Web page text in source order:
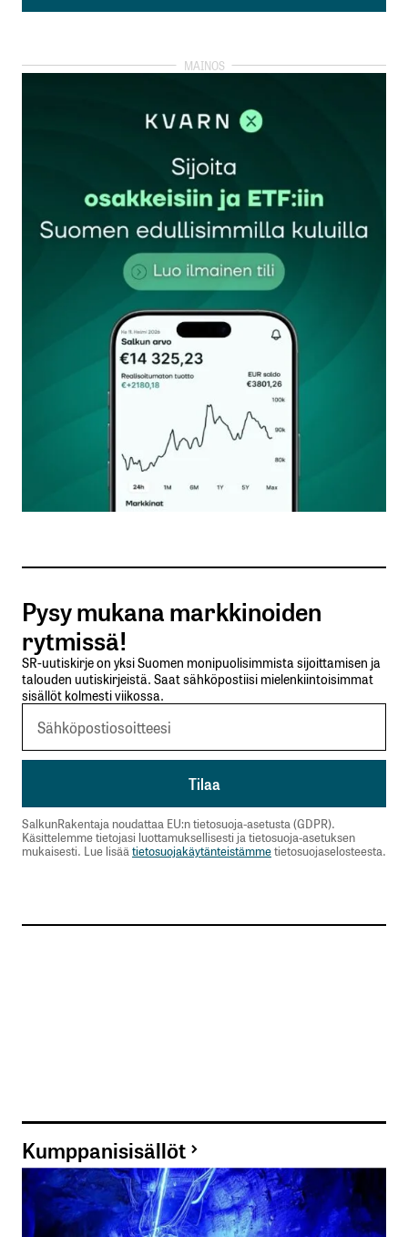
Lisää kommentti
kirjautua
rekisteröityä
Sähköpostiosoitettasi ei julkaista.Pakolliset
kentät on merkitty*
Kommentti*
Nimesi tai nimimerkkisi
Sähköpostiosoitteesi
Tilaa SalkunRakentajan uutiskirje
Lähetä kommentti
Pysy mukana markkinoiden
rytmissä!
SR-uutiskirje on yksi Suomen monipuolisimmista sijoittamisen ja
talouden uutiskirjeistä. Saat sähköpostiisi mielenkiintoisimmat
sisällöt kolmesti viikossa.
SalkunRakentaja noudattaa EU:n tietosuoja-asetusta (GDPR).
Käsittelemme tietojasi luottamuksellisesti ja tietosuoja-asetuksen
mukaisesti. Lue lisää tietosuojakäytänteistämmetietosuojaselosteesta.
Kumppanisisällöt